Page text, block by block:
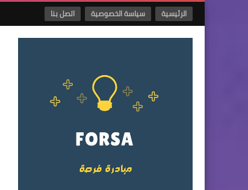
الرئيسية سياسة الخصوصية اتصل بنا